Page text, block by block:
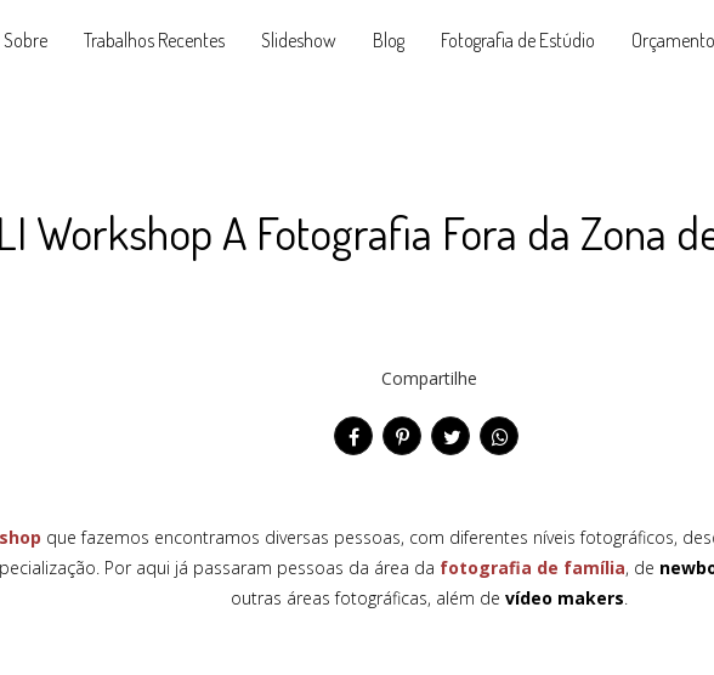
Sobre Trabalhos Recentes Slideshow Blog Fotografia de Estúdio Orçamento
Workshop A Fotografia Fora da Zona
Compartilhe
que fazemos encontramos diversas pessoas, com diferentes níveis fotográficos,
Por aqui já passaram pessoas da área da fotografia de família, de
outras áreas fotográficas, além de vídeo makers.